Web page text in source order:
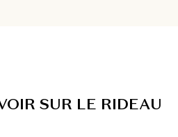
SUR LE RIDEAU